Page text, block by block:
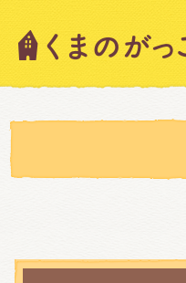
キャラク
スタッフ